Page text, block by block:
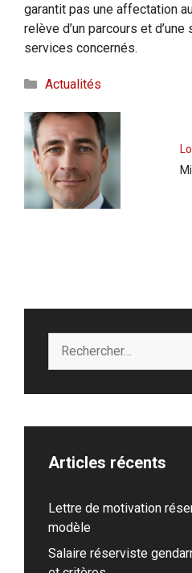
garantit pas une affectation
relève d’un parcours et
services concernés.
Catégories
Actualités
Articles récents
Lettre de motivation
modèle
Salaire réserviste